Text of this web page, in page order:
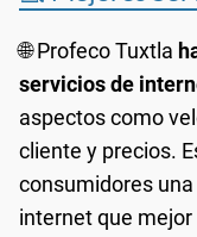
🌐 Profeco Tuxtla
servicios de
aspectos como
cliente y precios.
consumidores
internet que